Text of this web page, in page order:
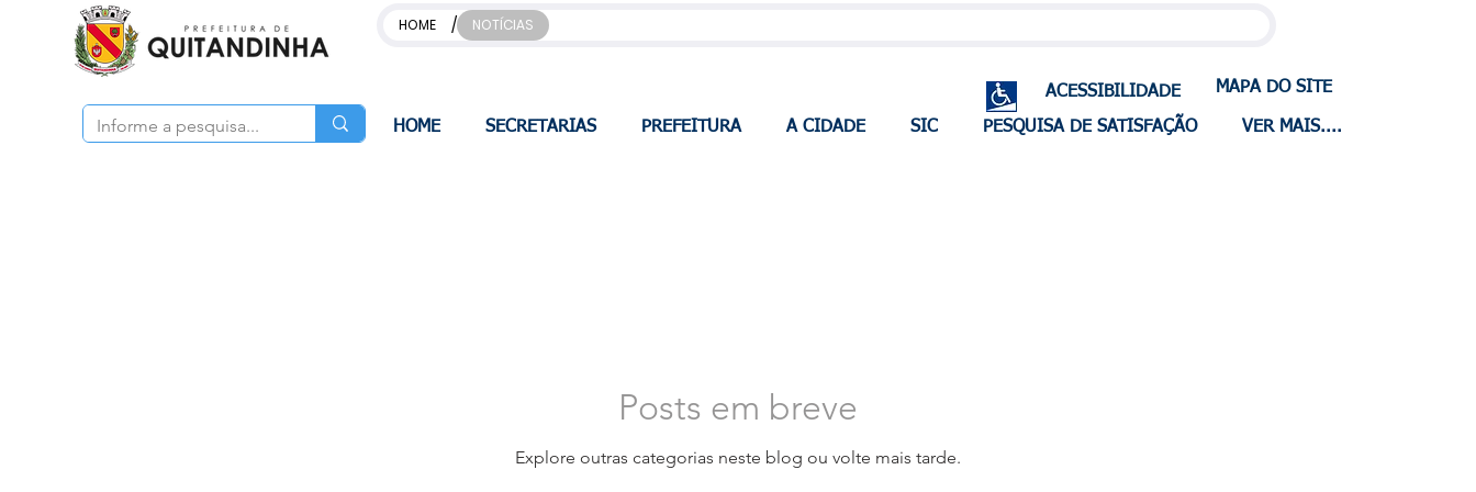
HOME / NOTÍCIAS
ACESSIBILIDADE MAPA DO SITE
HOME SECRETARIAS PREFEITURA A CIDADE SIC PESQUISA DE SATISFAÇÃO VER MAIS....
Posts em breve
Explore outras categorias neste blog ou volte mais tarde.